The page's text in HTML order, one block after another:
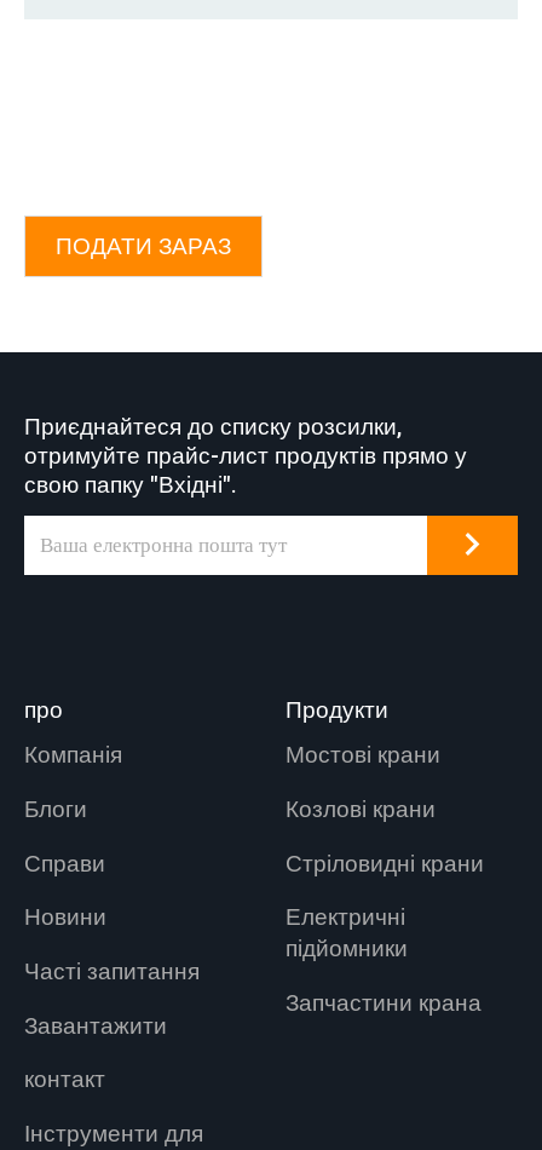
ПОДАТИ ЗАРАЗ
Приєднайтеся до списку розсилки,
отримуйте прайс-лист продуктів прямо у
свою папку "Вхідні".
про
Компанія
Блоги
Справи
Новини
Часті запитання
Завантажити
контакт
Інструменти для
Продукти
Мостові крани
Козлові крани
Стріловидні крани
Електричні
підйомники
Запчастини крана